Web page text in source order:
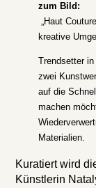
zum Bild:
„Haut
kreative
Trendsetter
zwei
auf die
machen
Materialien.
Kuratiert wird
Künstlerin